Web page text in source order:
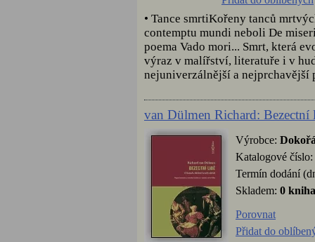
• Tance smrtiKořeny tanců
contemptu mundi neboli De
poema Vado mori... Smrt, která
výraz v malířství, literatuře i v
nejuniverzálnější a nejprchavější
van Dülmen Richard:
Výrobce:
Katalogové číslo:
Termín dodání
Skladem: 0 kniha
Porovnat
Přidat do